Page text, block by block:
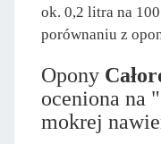
ok. 0,2 litra na
porównaniu z
Opony
oceniona na
mokrej